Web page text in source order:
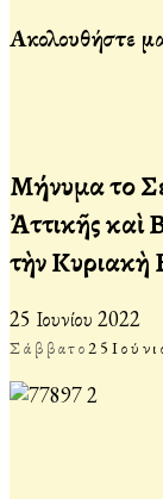
Ακολουθήστε
Μήνυμα τοῦ
Ἀττικῆς καὶ
τὴν
25 Ιουνίου 2022
Σάββατο25